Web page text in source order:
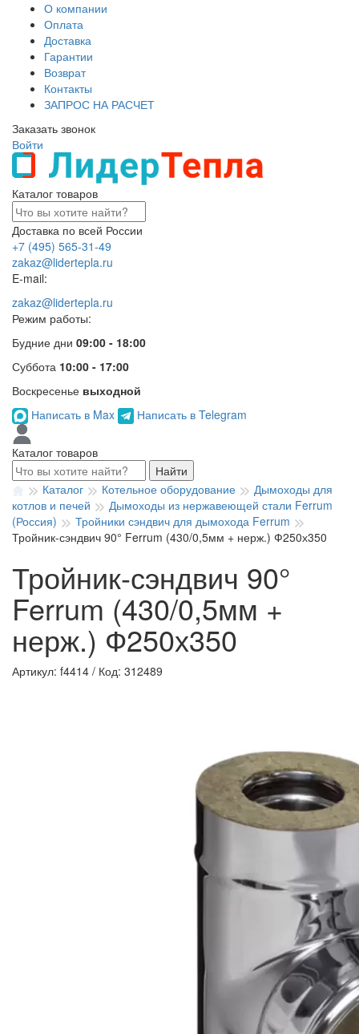
О компании
Оплата
Доставка
Гарантии
Возврат
Контакты
ЗАПРОС НА РАСЧЕТ
Заказать звонок
Войти
Каталог товаров
Доставка по всей России
+7 (495) 565-31-49
zakaz@lidertepla.ru
E-mail:
zakaz@lidertepla.ru
Режим работы:
Будние дни 09:00 - 18:00
Суббота 10:00 - 17:00
Воскресенье выходной
Написать в Max
Написать в Telegram
Каталог товаров
Найти
Каталог
Котельное оборудование
Дымоходы для
котлов и печей
Дымоходы из нержавеющей стали Ferrum
(Россия)
Тройники сэндвич для дымохода Ferrum
Тройник-сэндвич 90° Ferrum (430/0,5мм + нерж.) Ф250х350
Тройник-сэндвич 90°
Ferrum (430/0,5мм +
нерж.) Ф250х350
Артикул: f4414 / Код: 312489